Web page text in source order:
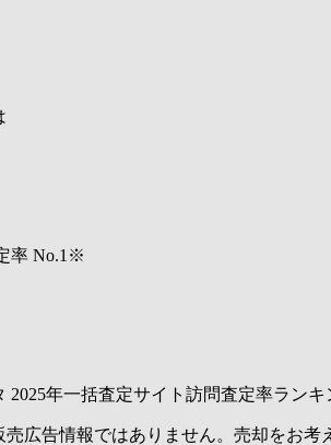
率 No.1 ※
年一括査定サイト訪問査定率ランキ
広告情報ではありません。売却をお考